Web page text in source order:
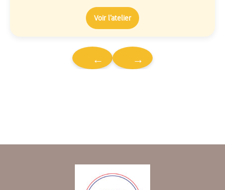
Voir l’atelier
← →